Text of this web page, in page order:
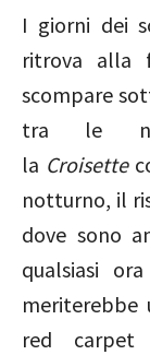
I giorni dei
ritrova alla
scompare
tra le
la Croisette
notturno, il
dove sono
qualsiasi
meriterebbe
red carpet